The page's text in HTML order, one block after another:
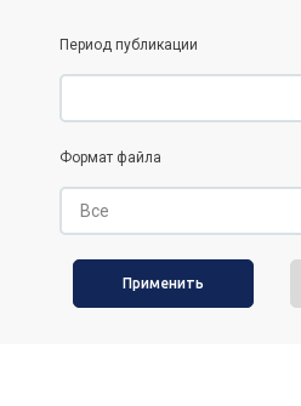
Период публикации
Формат файла